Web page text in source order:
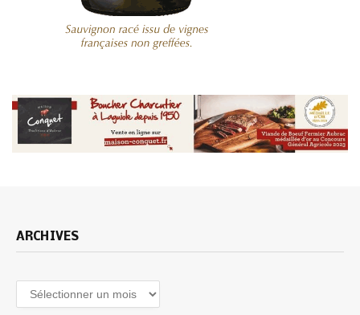
ARCHIVES
Archives